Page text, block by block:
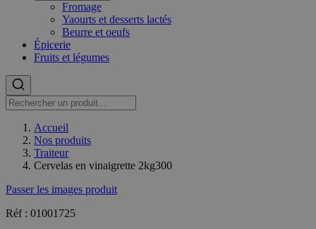
Fromage
Yaourts et desserts lactés
Beurre et oeufs
Épicerie
Fruits et légumes
Accueil
Nos produits
Traiteur
Cervelas en vinaigrette 2kg300
Passer les images produit
Réf : 01001725